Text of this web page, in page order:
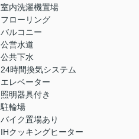
室内洗濯機置場
フローリング
バルコニー
公営水道
公共下水
24時間換気システム
エレベーター
照明器具付き
駐輪場
バイク置場あり
IHクッキングヒーター